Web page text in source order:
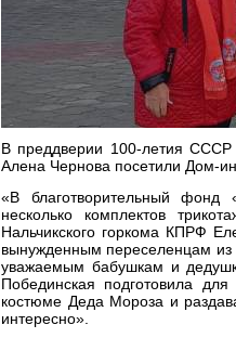
В преддверии 100-летия СССР
Алена Чернова посетили Дом-
«В благотворительный фонд
несколько комплектов
Нальчикского горкома КПРФ
вынужденным переселенцам
уважаемым бабушкам и
Побединская подготовила
костюме Деда Мороза и
интересно».